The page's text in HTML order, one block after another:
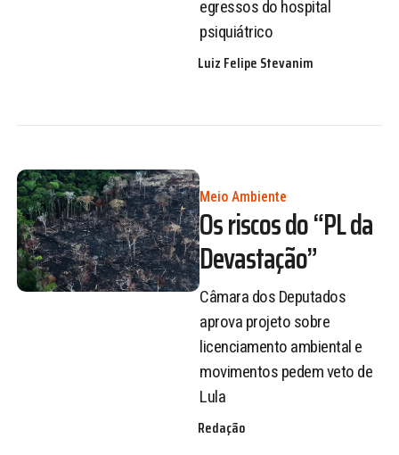
egressos do hospital
psiquiátrico
Luiz Felipe Stevanim
Meio Ambiente
Os riscos do “PL da
Devastação”
Câmara dos Deputados
aprova projeto sobre
licenciamento ambiental e
movimentos pedem veto de
Lula
Redação